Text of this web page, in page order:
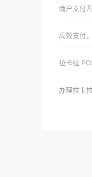
商户支付
高效支付
拉卡拉
办理拉卡